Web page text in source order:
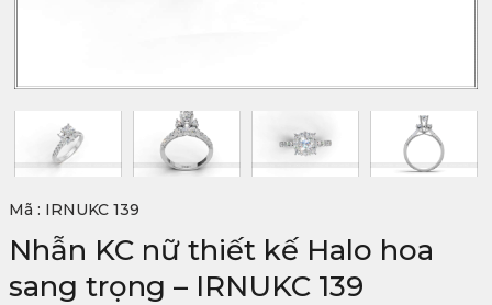
Mã : IRNUKC 139
Nhẫn KC nữ thiết kế Halo hoa
sang trọng – IRNUKC 139